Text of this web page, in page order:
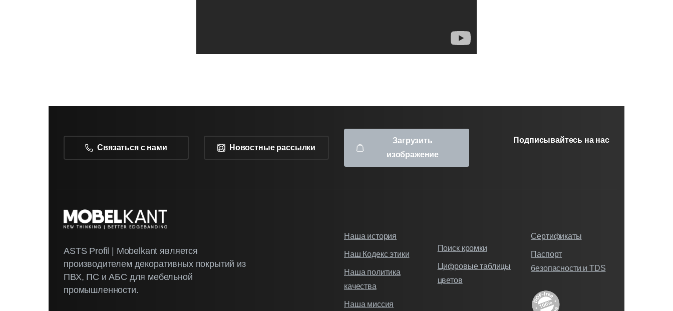
Связаться с нами Новостные рассылки
Загрузить
изображение
Подписывайтесь на нас
ASTS Profil | Mobelkant является
производителем декоративных покрытий из
ПВХ, ПС и АБС для мебельной
промышленности.
Наша история
Наш Кодекс этики
Наша политика
качества
Наша миссия
Поиск кромки
Цифровые таблицы
цветов
Сертификаты
Паспорт
безопасности и TDS